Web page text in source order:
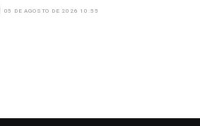
05 DE AGOSTO DE 2026 10:55